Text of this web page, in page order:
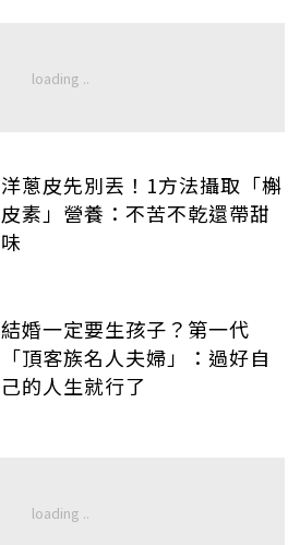
洋蔥皮先別丟！1方法攝取「槲
皮素」營養：不苦不乾還帶甜
味
結婚一定要生孩子？第一代
「頂客族名人夫婦」：過好自
己的人生就行了